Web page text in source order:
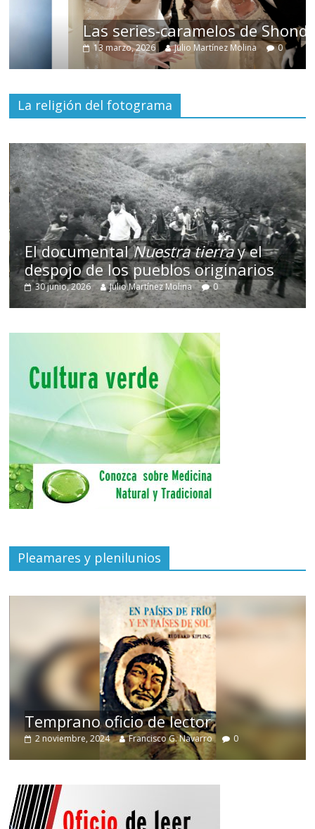
Las series-caramelos de Shondaland
13 marzo, 2026 Julio Martínez Molina 0
La religión del fotograma
El documentalNuestra tierray el
despojo de los pueblos originarios
30 junio, 2026 Julio Martínez Molina 0
Pleamares y plenilunios
Temprano oficio de lector
2 noviembre, 2024 Francisco G. Navarro 0